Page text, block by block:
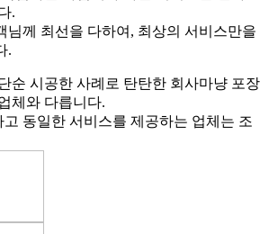
.
님께 최선을 다하여, 최상의 서비스만을
.
순 시공한 사례로 탄탄한 회사마냥 포장
체와 다릅니다.
동일한 서비스를 제공하는 업체는 조